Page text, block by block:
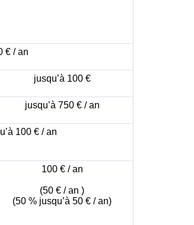
€ / an
jusqu’à 100 €
jusqu’à 750 € / an
100 € / an
100 € / an
(50 € / an )
(50 % jusqu’à 50 € / an)